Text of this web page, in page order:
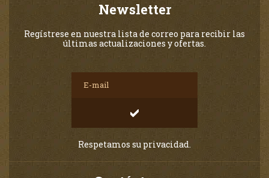
Newsletter
Regístrese en nuestra lista de correo para recibir las
últimas actualizaciones y ofertas.
Respetamos su privacidad.